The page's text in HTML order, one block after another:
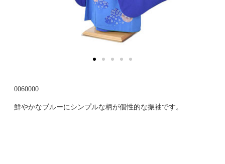
0060000
鮮やかなブルーにシンプルな柄が個性的な振袖です。